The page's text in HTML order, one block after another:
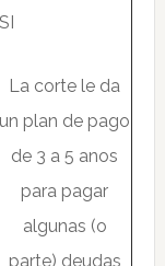
SI
La corte le da
un plan de pago
de 3 a 5 anos
para pagar
algunas (o
parte) deudas